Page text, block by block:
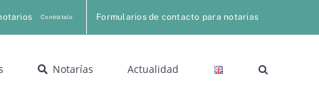
Contrátalo Formularios de contacto para notarias
Notarías Actualidad